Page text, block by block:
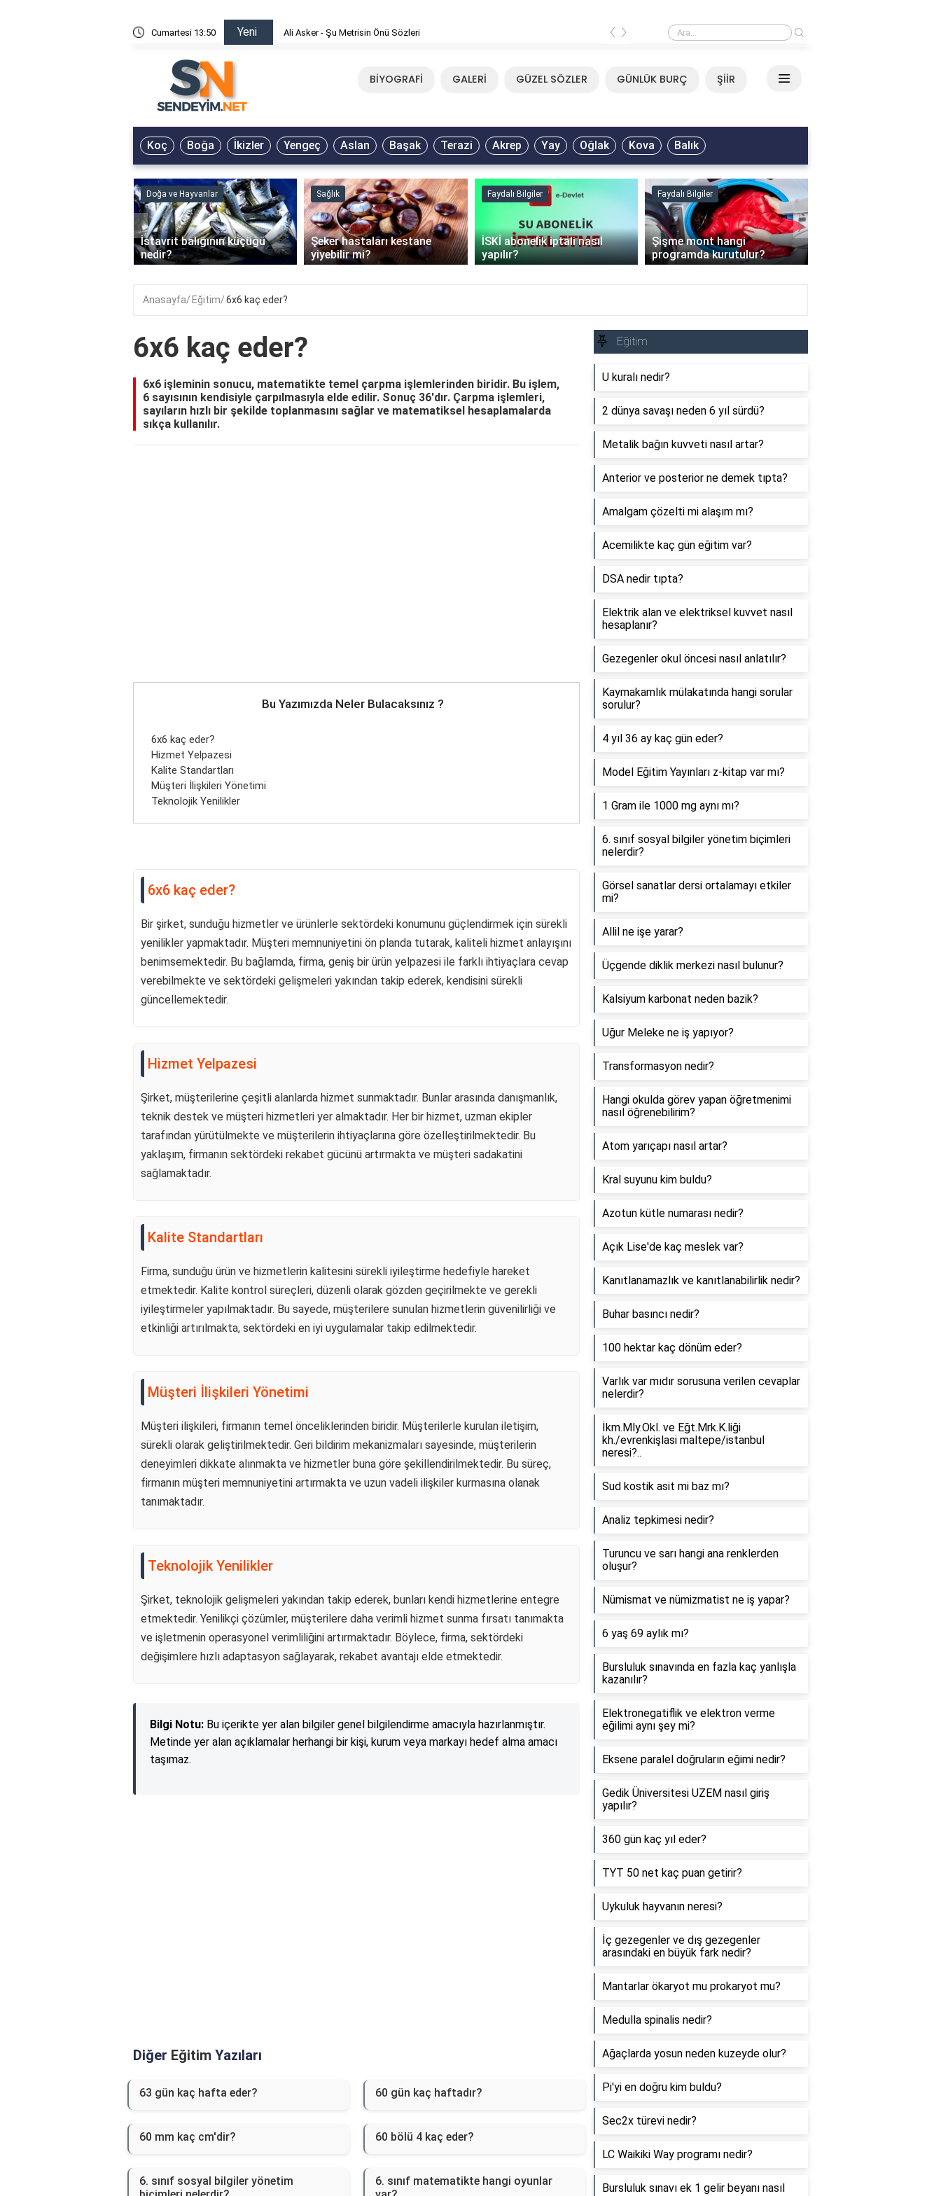
Cumartesi 13:50 Yeni Ali Asker - Şu Metrisin Önü Sözleri Mirkelam - Tavla Sözleri
‹ ›
BİYOGRAFİ GALERİ GÜZEL SÖZLER GÜNLÜK BURÇ ŞİİR
Koç Boğa İkizler Yengeç Aslan Başak Terazi Akrep Yay Oğlak Kova Balık
Doğa ve Hayvanlar
İstavrit balığının küçüğü
nedir?
Sağlık
Şeker hastaları kestane
yiyebilir mi?
Faydalı Bilgiler
İSKİ abonelik iptali nasıl
yapılır?
Faydalı Bilgiler
Şişme mont hangi
programda kurutulur?
‹ ›
Anasayfa Eğitim 6x6 kaç eder?
6x6 kaç eder?
6x6 işleminin sonucu, matematikte temel çarpma işlemlerinden biridir. Bu işlem,
6 sayısının kendisiyle çarpılmasıyla elde edilir. Sonuç 36'dır. Çarpma işlemleri,
sayıların hızlı bir şekilde toplanmasını sağlar ve matematiksel hesaplamalarda
sıkça kullanılır.
Bu Yazımızda Neler Bulacaksınız ?
6x6 kaç eder?
Hizmet Yelpazesi
Kalite Standartları
Müşteri İlişkileri Yönetimi
Teknolojik Yenilikler
6x6 kaç eder?
Bir şirket, sunduğu hizmetler ve ürünlerle sektördeki konumunu güçlendirmek için sürekli
yenilikler yapmaktadır. Müşteri memnuniyetini ön planda tutarak, kaliteli hizmet anlayışını
benimsemektedir. Bu bağlamda, firma, geniş bir ürün yelpazesi ile farklı ihtiyaçlara cevap
verebilmekte ve sektördeki gelişmeleri yakından takip ederek, kendisini sürekli
güncellemektedir.
Hizmet Yelpazesi
Şirket, müşterilerine çeşitli alanlarda hizmet sunmaktadır. Bunlar arasında danışmanlık,
teknik destek ve müşteri hizmetleri yer almaktadır. Her bir hizmet, uzman ekipler
tarafından yürütülmekte ve müşterilerin ihtiyaçlarına göre özelleştirilmektedir. Bu
yaklaşım, firmanın sektördeki rekabet gücünü artırmakta ve müşteri sadakatini
sağlamaktadır.
Kalite Standartları
Firma, sunduğu ürün ve hizmetlerin kalitesini sürekli iyileştirme hedefiyle hareket
etmektedir. Kalite kontrol süreçleri, düzenli olarak gözden geçirilmekte ve gerekli
iyileştirmeler yapılmaktadır. Bu sayede, müşterilere sunulan hizmetlerin güvenilirliği ve
etkinliği artırılmakta, sektördeki en iyi uygulamalar takip edilmektedir.
Müşteri İlişkileri Yönetimi
Müşteri ilişkileri, firmanın temel önceliklerinden biridir. Müşterilerle kurulan iletişim,
sürekli olarak geliştirilmektedir. Geri bildirim mekanizmaları sayesinde, müşterilerin
deneyimleri dikkate alınmakta ve hizmetler buna göre şekillendirilmektedir. Bu süreç,
firmanın müşteri memnuniyetini artırmakta ve uzun vadeli ilişkiler kurmasına olanak
tanımaktadır.
Teknolojik Yenilikler
Şirket, teknolojik gelişmeleri yakından takip ederek, bunları kendi hizmetlerine entegre
etmektedir. Yenilikçi çözümler, müşterilere daha verimli hizmet sunma fırsatı tanımakta
ve işletmenin operasyonel verimliliğini artırmaktadır. Böylece, firma, sektördeki
değişimlere hızlı adaptasyon sağlayarak, rekabet avantajı elde etmektedir.
Bilgi Notu: Bu içerikte yer alan bilgiler genel bilgilendirme amacıyla hazırlanmıştır.
Metinde yer alan açıklamalar herhangi bir kişi, kurum veya markayı hedef alma amacı
taşımaz.
Diğer Eğitim Yazıları
63 gün kaç hafta eder? 60 gün kaç haftadır?
60 mm kaç cm'dir? 60 bölü 4 kaç eder?
6. sınıf sosyal bilgiler yönetim
6. sınıf matematikte hangi oyunlar
Eğitim
U kuralı nedir?
2 dünya savaşı neden 6 yıl sürdü?
Metalik bağın kuvveti nasıl artar?
Anterior ve posterior ne demek tıpta?
Amalgam çözelti mi alaşım mı?
Acemilikte kaç gün eğitim var?
DSA nedir tıpta?
Elektrik alan ve elektriksel kuvvet nasıl
hesaplanır?
Gezegenler okul öncesi nasıl anlatılır?
Kaymakamlık mülakatında hangi sorular
sorulur?
4 yıl 36 ay kaç gün eder?
Model Eğitim Yayınları z-kitap var mı?
1 Gram ile 1000 mg aynı mı?
6. sınıf sosyal bilgiler yönetim biçimleri
nelerdir?
Görsel sanatlar dersi ortalamayı etkiler
mi?
Allil ne işe yarar?
Üçgende diklik merkezi nasıl bulunur?
Kalsiyum karbonat neden bazik?
Uğur Meleke ne iş yapıyor?
Transformasyon nedir?
Hangi okulda görev yapan öğretmenimi
nasıl öğrenebilirim?
Atom yarıçapı nasıl artar?
Kral suyunu kim buldu?
Azotun kütle numarası nedir?
Açık Lise'de kaç meslek var?
Kanıtlanamazlık ve kanıtlanabilirlik nedir?
Buhar basıncı nedir?
100 hektar kaç dönüm eder?
Varlık var mıdır sorusuna verilen cevaplar
nelerdir?
İkm.Mly.Okl. ve Eğt.Mrk.K.liği
kh./evrenkişlasi maltepe/istanbul
neresi?..
Sud kostik asit mi baz mı?
Analiz tepkimesi nedir?
Turuncu ve sarı hangi ana renklerden
oluşur?
Nümismat ve nümizmatist ne iş yapar?
6 yaş 69 aylık mı?
Bursluluk sınavında en fazla kaç yanlışla
kazanılır?
Elektronegatiflik ve elektron verme
eğilimi aynı şey mi?
Eksene paralel doğruların eğimi nedir?
Gedik Üniversitesi UZEM nasıl giriş
yapılır?
360 gün kaç yıl eder?
TYT 50 net kaç puan getirir?
Uykuluk hayvanın neresi?
İç gezegenler ve dış gezegenler
arasındaki en büyük fark nedir?
Mantarlar ökaryot mu prokaryot mu?
Medulla spinalis nedir?
Ağaçlarda yosun neden kuzeyde olur?
Pi'yi en doğru kim buldu?
Sec2x türevi nedir?
LC Waikiki Way programı nedir?
Bursluluk sınavı ek 1 gelir beyanı nasıl